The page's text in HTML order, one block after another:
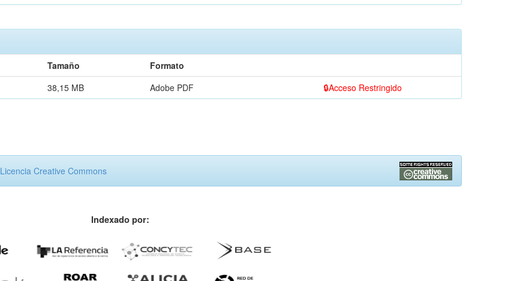
Tamaño
Formato
38,15 MB Adobe PDF Acceso Restringido
Licencia Creative Commons
Indexado por: